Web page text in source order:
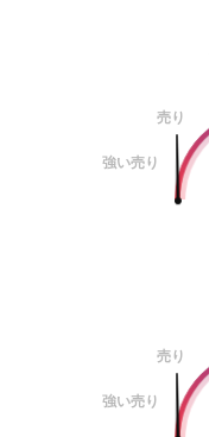
売り
強い売り
売り
強い売り